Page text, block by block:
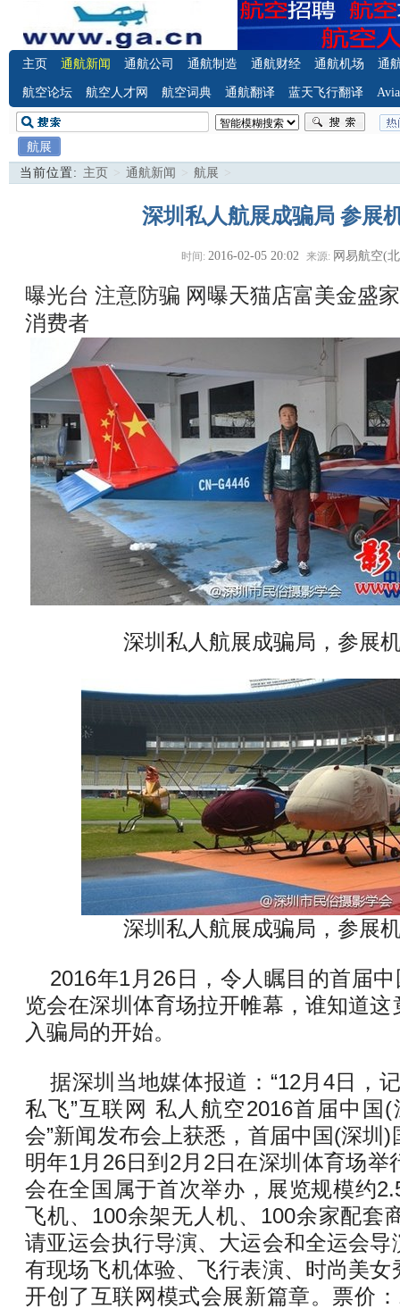
主页 通航新闻 通航公司 通航制造 通航财经 通航机场 通
航空论坛 航空人才网 航空词典 通航翻译 蓝天飞行翻译
航展
当前位置: 主页 > 通航新闻 > 航展 >
深圳私人航展成骗局 参展
时间: 2016-02-05 20:02 来源: 网易航空(
曝光台 注意防骗 网曝天猫店富美金盛
消费者
深圳私人航展成骗局，参展
深圳私人航展成骗局，参展
2016年1月26日，令人瞩目的首届
览会在深圳体育场拉开帷幕，谁知道
入骗局的开始。
据深圳当地媒体报道：“12月4日，
私飞”互联网 私人航空2016首届中国
会”新闻发布会上获悉，首届中国(深圳
明年1月26日到2月2日在深圳体育场举
会在全国属于首次举办，展览规模约
飞机、100余架无人机、100余家配套
请亚运会执行导演、大运会和全运会
有现场飞机体验、飞行表演、时尚美
开创了互联网模式会展新篇章。票价